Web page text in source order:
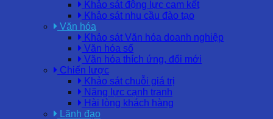
Khảo sát động lực cam kết
Khảo sát nhu cầu đào tạo
Văn hóa
Khảo sát Văn hóa doanh nghiệp
Văn hóa số
Văn hóa thích ứng, đổi mới
Chiến lược
Khảo sát chuỗi giá trị
Năng lực cạnh tranh
Hài lòng khách hàng
Lãnh đạo